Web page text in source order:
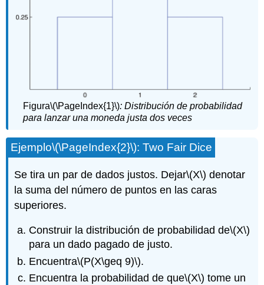
Figura\(\PageIndex{1}\): Distribución deprobabilidad
para lanzar una moneda justa dos veces
Ejemplo\(\PageIndex{2}\): Two Fair Dice
Se tira un par de dados justos. Dejar\(X\) denotar
la suma del número de puntos en las caras
superiores.
Construir la distribución de probabilidad de\(X\)
para un dado pagado de justo.
Encuentra\(P(X\geq 9)\).
Encuentra la probabilidad de que\(X\) tome un